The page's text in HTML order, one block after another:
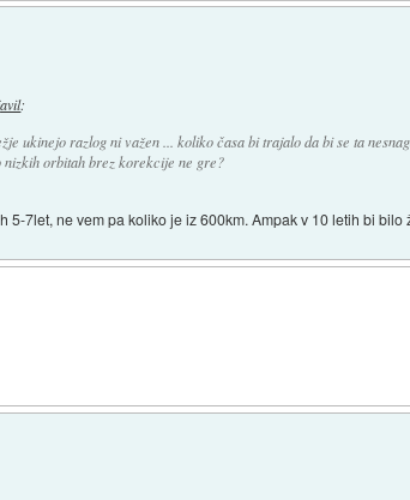
:
ukinejo razlog ni važen ... koliko časa bi trajalo da bi se ta
orbitah brez korekcije ne gre?
5-7let, ne vem pa koliko je iz 600km. Ampak v 10 letih bi bilo